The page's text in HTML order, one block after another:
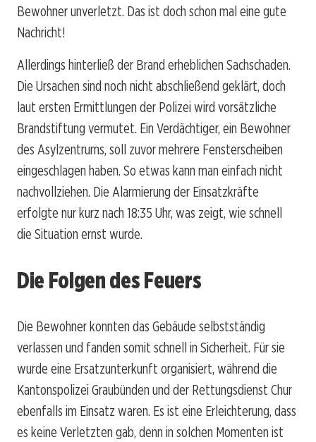
Bewohner unverletzt. Das ist doch schon mal eine gute
Nachricht!
Allerdings hinterließ der Brand erheblichen Sachschaden.
Die Ursachen sind noch nicht abschließend geklärt, doch
laut ersten Ermittlungen der Polizei wird vorsätzliche
Brandstiftung vermutet. Ein Verdächtiger, ein Bewohner
des Asylzentrums, soll zuvor mehrere Fensterscheiben
eingeschlagen haben. So etwas kann man einfach nicht
nachvollziehen. Die Alarmierung der Einsatzkräfte
erfolgte nur kurz nach 18:35 Uhr, was zeigt, wie schnell
die Situation ernst wurde.
Die Folgen des Feuers
Die Bewohner konnten das Gebäude selbstständig
verlassen und fanden somit schnell in Sicherheit. Für sie
wurde eine Ersatzunterkunft organisiert, während die
Kantonspolizei Graubünden und der Rettungsdienst Chur
ebenfalls im Einsatz waren. Es ist eine Erleichterung, dass
es keine Verletzten gab, denn in solchen Momenten ist